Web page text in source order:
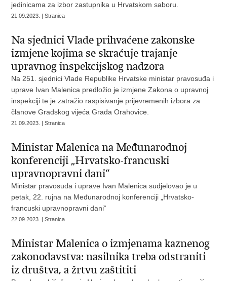
jedinicama za izbor zastupnika u Hrvatskom saboru.
21.09.2023. | Stranica
Na sjednici Vlade prihvaćene zakonske
izmjene kojima se skraćuje trajanje
upravnog inspekcijskog nadzora
Na 251. sjednici Vlade Republike Hrvatske ministar pravosuđa i
uprave Ivan Malenica predložio je izmjene Zakona o upravnoj
inspekciji te je zatražio raspisivanje prijevremenih izbora za
članove Gradskog vijeća Grada Orahovice.
21.09.2023. | Stranica
Ministar Malenica na Međunarodnoj
konferenciji „Hrvatsko-francuski
upravnopravni dani“
Ministar pravosuđa i uprave Ivan Malenica sudjelovao je u
petak, 22. rujna na Međunarodnoj konferenciji „Hrvatsko-
francuski upravnopravni dani“
22.09.2023. | Stranica
Ministar Malenica o izmjenama kaznenog
zakonodavstva: nasilnika treba odstraniti
iz društva, a žrtvu zaštititi